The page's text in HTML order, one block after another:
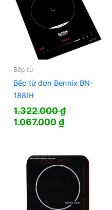
Bếp từ
Bếp từ đơn Bennix BN-
188IH
1.322.000₫
Giá
1.322.000 ₫.
1.067.000₫Giá
là:
1.067.000